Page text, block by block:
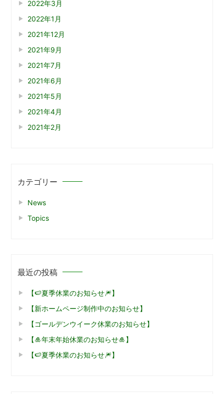
2022年3月
2022年1月
2021年12月
2021年9月
2021年7月
2021年6月
2021年5月
2021年4月
2021年2月
カテゴリー
News
Topics
最近の投稿
【🍉夏季休業のお知らせ🎆】
【新ホームページ制作中のお知らせ】
【ゴールデンウイーク休業のお知らせ】
【🎍年末年始休業のお知らせ🎍】
【🍉夏季休業のお知らせ🎆】